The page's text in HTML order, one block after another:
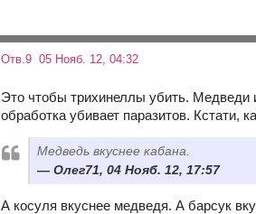
Отв.9 05 Нояб. 12, 04:32
Это чтобы трихинеллы убить. Медведи
обработка убивает паразитов. Кстати,
Медведь вкуснее кабана.
Олег71, 04 Нояб. 12, 17:57
А косуля вкуснее медведя. А барсук